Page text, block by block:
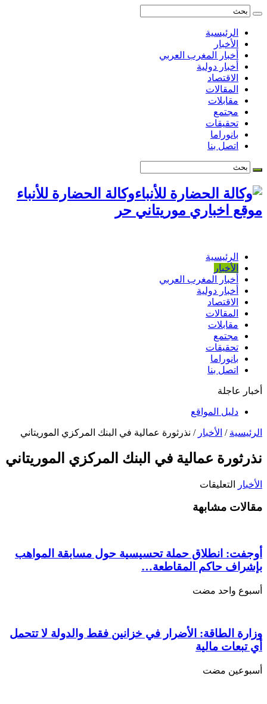
الرئيسية
الأخبار
أخبار المغرب العربي
أخبار دولية
الاقتصاد
المقالات
مقابلات
مجتمع
تحقيقات
بانوراما
اتصل بنا
وكالة الحضارة للأنباء
موقع اخباري موريتاني حر
الرئيسية
الأخبار
أخبار المغرب العربي
أخبار دولية
الاقتصاد
المقالات
مقابلات
مجتمع
تحقيقات
بانوراما
اتصل بنا
أخبار عاجلة
دليل المواقع
الرئيسية / الأخبار / نذرثورة عمالية في البنك المركزي الموريتاني
نذرثورة عمالية في البنك المركزي الموريتاني
الأخبار التعليقات
عمالية
الموريتاني
مغلقة
مقالات مشابهة
أوجفت: انطلاق حملة تحسيسية حول مسابقة المواهب
بإشراف حاكم المقاطعة…
‏أسبوع واحد مضت
وزارة الطاقة: الأضرار في خزانين فقط والدولة لا تتحمل
أي تبعات مالية
‏أسبوعين مضت